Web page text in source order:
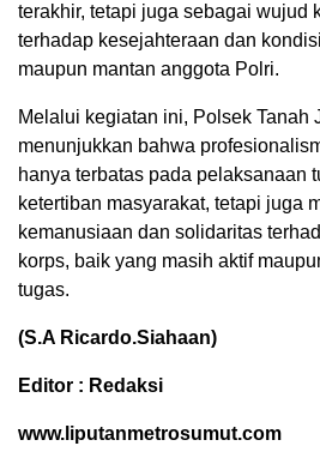
terakhir, tetapi juga sebagai wujud
terhadap kesejahteraan dan
maupun mantan anggota Polri.
Melalui kegiatan ini, Polsek Tanah
menunjukkan bahwa
hanya terbatas pada pelaksanaan
ketertiban masyarakat, tetapi juga
kemanusiaan dan solidaritas
korps, baik yang masih aktif
tugas.
(S.A Ricardo.Siahaan)
Editor : Redaksi
www.liputanmetrosumut.com